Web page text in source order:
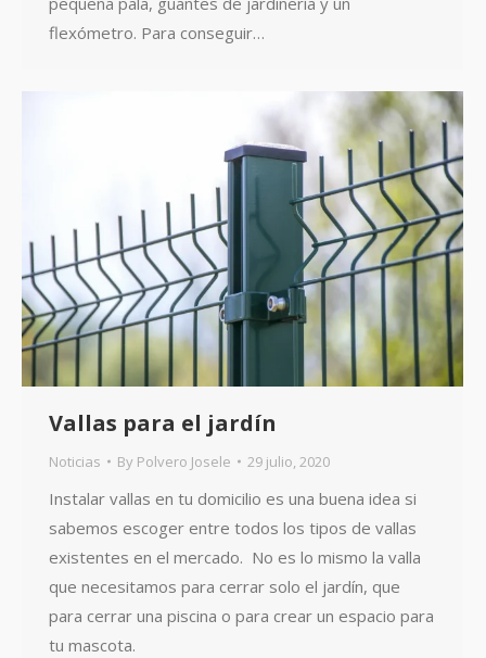
flexómetro. Para conseguir…
Vallas para el jardín
Noticias By Polvero Josele 29 julio, 2020
Instalar vallas en tu domicilio es una buena idea si
sabemos escoger entre todos los tipos de vallas
existentes en el mercado. No es lo mismo la valla
que necesitamos para cerrar solo el jardín, que
para cerrar una piscina o para crear un espacio para
tu mascota.